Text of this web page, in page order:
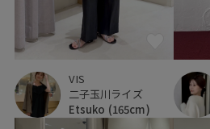
VIS
二子玉川ライズ
Etsuko (165cm)